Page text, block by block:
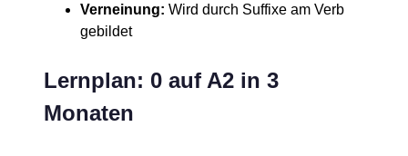
Verneinung: Wird durch Suffixe am Verb
gebildet
Lernplan: 0 auf A2 in 3
Monaten